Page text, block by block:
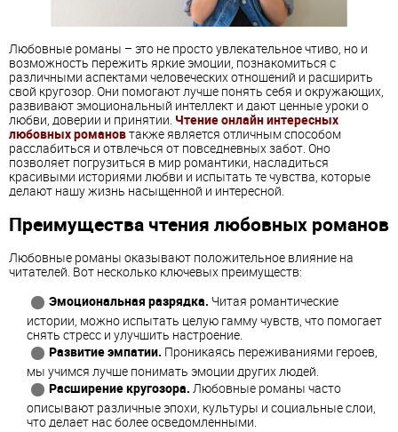
Любовные романы – это не просто увлекательное чтиво, но и
возможность пережить яркие эмоции, познакомиться с
различными аспектами человеческих отношений и расширить
свой кругозор. Они помогают лучше понять себя и окружающих,
развивают эмоциональный интеллект и дают ценные уроки о
любви, доверии и принятии. Чтение онлайн интересных
любовных романовтакже является отличным способом
расслабиться и отвлечься от повседневных забот. Оно
позволяет погрузиться в мир романтики, насладиться
красивыми историями любви и испытать те чувства, которые
делают нашу жизнь насыщенной и интересной.
Преимущества чтения любовных романов
Любовные романы оказывают положительное влияние на
читателей. Вот несколько ключевых преимуществ:
Эмоциональная разрядка. Читая романтические
истории, можно испытать целую гамму чувств, что помогает
снять стресс и улучшить настроение.
Развитие эмпатии. Проникаясь переживаниями героев,
мы учимся лучше понимать эмоции других людей.
Расширение кругозора. Любовные романы часто
описывают различные эпохи, культуры и социальные слои,
что делает нас более осведомленными.